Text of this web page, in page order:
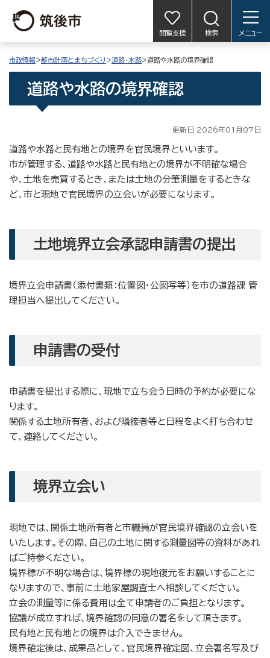
閲覧支援 検索 メニュー
市政情報>都市計画とまちづくり >道路・水路>道路や水路の境界確認
道路や水路の境界確認
更新日 2026年01月07日
道路や水路と民有地との境界を官民境界といいます。
市が管理する、道路や水路と民有地との境界が不明確な場合
や、土地を売買するとき、または土地の分筆測量をするときな
ど、市と現地で官民境界の立会いが必要になります。
土地境界立会承認申請書の提出
境界立会申請書（添付書類：位置図・公図写等）を市の道路課 管
理担当へ提出してください。
申請書の受付
申請書を提出する際に、現地で立ち会う日時の予約が必要にな
ります。
関係する土地所有者、および隣接者等と日程をよく打ち合わせ
て、連絡してください。
境界立会い
現地では、関係土地所有者と市職員が官民境界確認の立会いを
いたします。その際、自己の土地に関する測量図等の資料があれ
ばご持参ください。
境界標が不明な場合は、境界標の現地復元をお願いすることに
なりますので、事前に土地家屋調査士へ相談してください。
立会の測量等に係る費用は全て申請者のご負担となります。
協議が成立すれば、境界確認の同意の署名をして頂きます。
民有地と民有地との境界は介入できません。
境界確定後は、成果品として、官民境界確定図、立会署名写及び